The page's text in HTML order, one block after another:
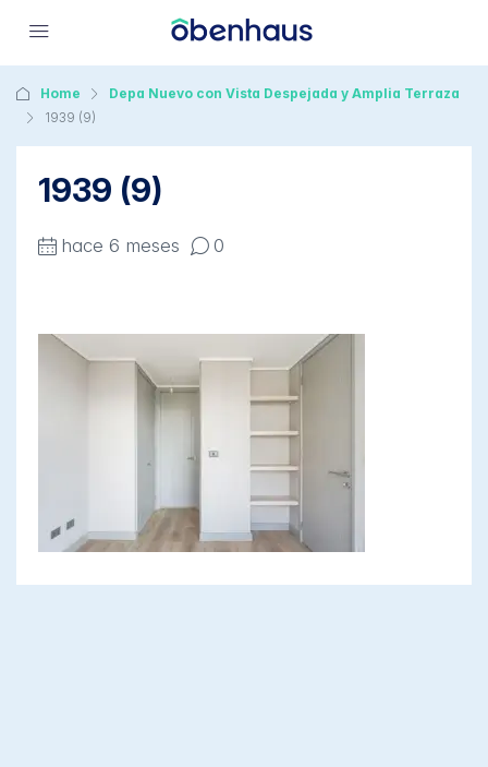
Home
Depa Nuevo con Vista Despejada y Amplia Terraza
1939 (9)
1939 (9)
hace 6 meses 0